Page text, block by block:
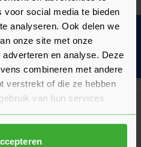
voor social media te bieden
analyseren. Ook delen we
onze site met onze
en analyse. Deze
combineren met andere
verstrekt of die ze hebben
van hun services.
22x0,70 Verzinkt - Doos à 10
In
2 varianten